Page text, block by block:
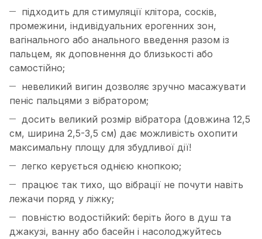
підходить для стимуляції клітора, сосків,
промежини, індивідуальних ерогенних зон,
вагінального або анального введення разом із
пальцем, як доповнення до близькості або
самостійно;
невеликий вигин дозволяє зручно масажувати
пеніс пальцями з вібратором;
досить великий розмір вібратора (довжина 12,5
см, ширина 2,5-3,5 см) дає можливість охопити
максимальну площу для збудливої ​​дії!
легко керується однією кнопкою;
працює так тихо, що вібрації не почути навіть
лежачи поряд у ліжку;
повністю водостійкий: беріть його в душ та
джакузі, ванну або басейн і насолоджуйтесь